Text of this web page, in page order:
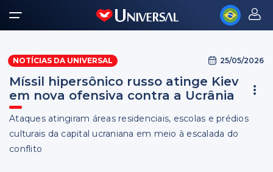
NOTÍCIAS DA UNIVERSAL 25/05/2026
Míssil hipersônico russo atinge Kiev
em nova ofensiva contra a Ucrânia
Ataques atingiram áreas residenciais, escolas e prédios
culturais da capital ucraniana em meio à escalada do
conflito